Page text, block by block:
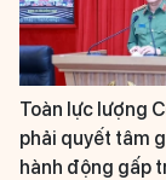
Toàn lực lượng
phải quyết tâm
hành động gấp